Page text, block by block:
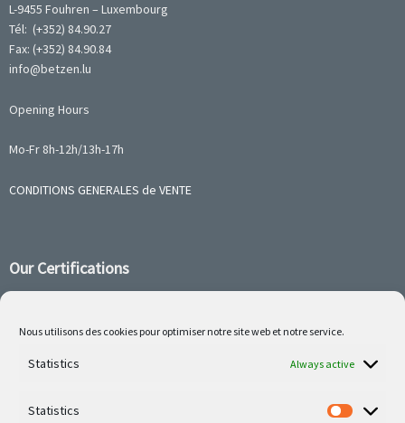
Nous utilisons des cookies pour optimiser notre site web et notre service.
Statistics Always active
Statistics
L-9455 Fouhren – Luxembourg
Tél: (+352) 84.90.27
Fax: (+352) 84.90.84
info@betzen.lu
Opening Hours
Mo-Fr 8h-12h/13h-17h
CONDITIONS GENERALES de VENTE
Our Certifications
Follow us on social media